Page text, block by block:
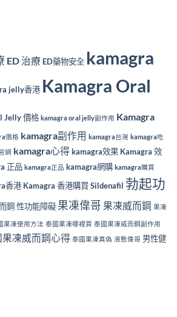
ED 治療 ED藥物安全 kamagra
jelly香港 Kamagra Oral
Jelly 價格 kamagra oral jelly副作用 Kamagra
價格 kamagra副作用 kamagra台灣 kamagra吃
網 kamagra心得kamagra效果 Kamagra 效
正品 kamagra正品 kamagra網購 kamagra購買
香港 Kamagra 香港購買 Sildenafil 勃起功
鋼 性功能障礙 果凍偉哥 果凍威而鋼 果凍
果凍使用方法 泰國果凍哪裡買 泰國果凍威而鋼副作用
果凍威而鋼心得 泰國果凍真偽 液態偉哥 男性健